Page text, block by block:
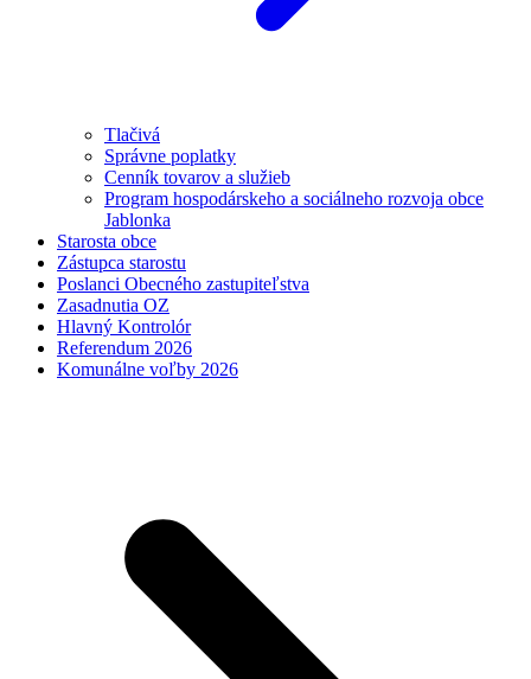
Tlačivá
Správne poplatky
Cenník tovarov a služieb
Program hospodárskeho a sociálneho rozvoja obce
Jablonka
Starosta obce
Zástupca starostu
Poslanci Obecného zastupiteľstva
Zasadnutia OZ
Hlavný Kontrolór
Referendum 2026
Komunálne voľby 2026